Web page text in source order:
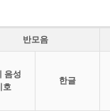
반모음
음성
호
한글